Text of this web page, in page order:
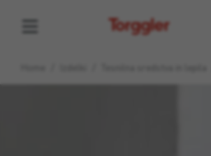
Torggler